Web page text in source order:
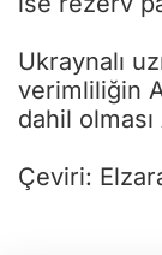
Ukraynalı
verimliliğin
dahil
Çeviri: